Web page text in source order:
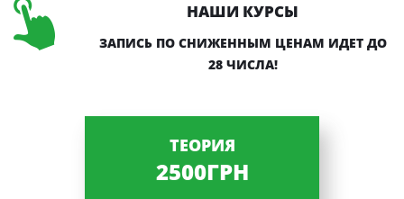
НАШИ КУРСЫ
ЗАПИСЬ ПО СНИЖЕННЫМ ЦЕНАМ ИДЕТ ДО
28 ЧИСЛА!
ТЕОРИЯ
2500ГРН